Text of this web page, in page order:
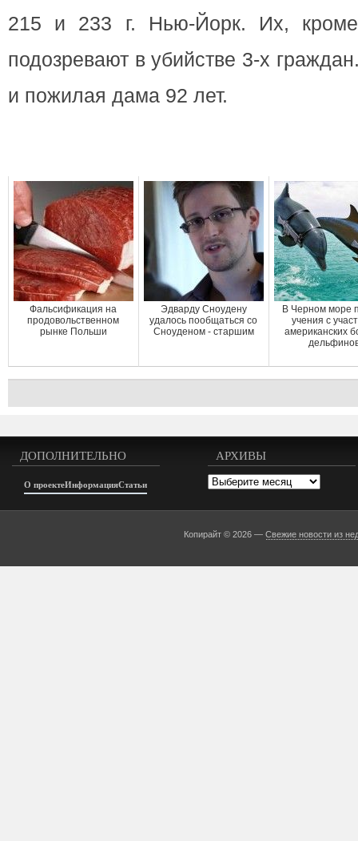
215 и 233 г. Нью-Йорк. Их, кроме
подозревают в убийстве 3-х
и пожилая дама 92 лет.
Фальсификация на
продовольственном
рынке Польши
Эдварду Сноудену
удалось пообщаться со
Сноуденом - старшим
В Черном море
учения с
американских
ДОПОЛНИТЕЛЬНО
О проектеИнформацияСтатьи
АРХИВЫ
Архивы
Копирайт © 2026 —Свежие новости из